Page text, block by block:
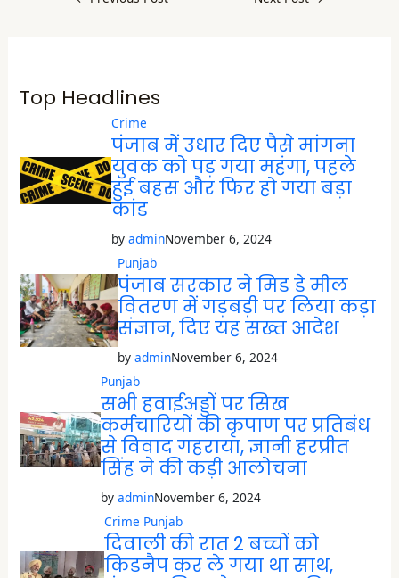
s
w
w
i
n
d
Top Headlines
Crime
पंजाब में उधार दिए पैसे मांगना
युवक को पड़ गया महंगा, पहले
हुई बहस और फिर हो गया बड़ा
कांड
by adminNovember 6, 2024
Punjab
पंजाब सरकार ने मिड डे मील
वितरण में गड़बड़ी पर लिया कड़ा
संज्ञान, दिए यह सख्त आदेश
by adminNovember 6, 2024
Punjab
सभी हवाईअड्डों पर सिख
कर्मचारियों की कृपाण पर प्रतिबंध
से विवाद गहराया, ज्ञानी हरप्रीत
सिंह ने की कड़ी आलोचना
by adminNovember 6, 2024
Crime Punjab
दिवाली की रात 2 बच्चों को
किडनैप कर ले गया था साथ,